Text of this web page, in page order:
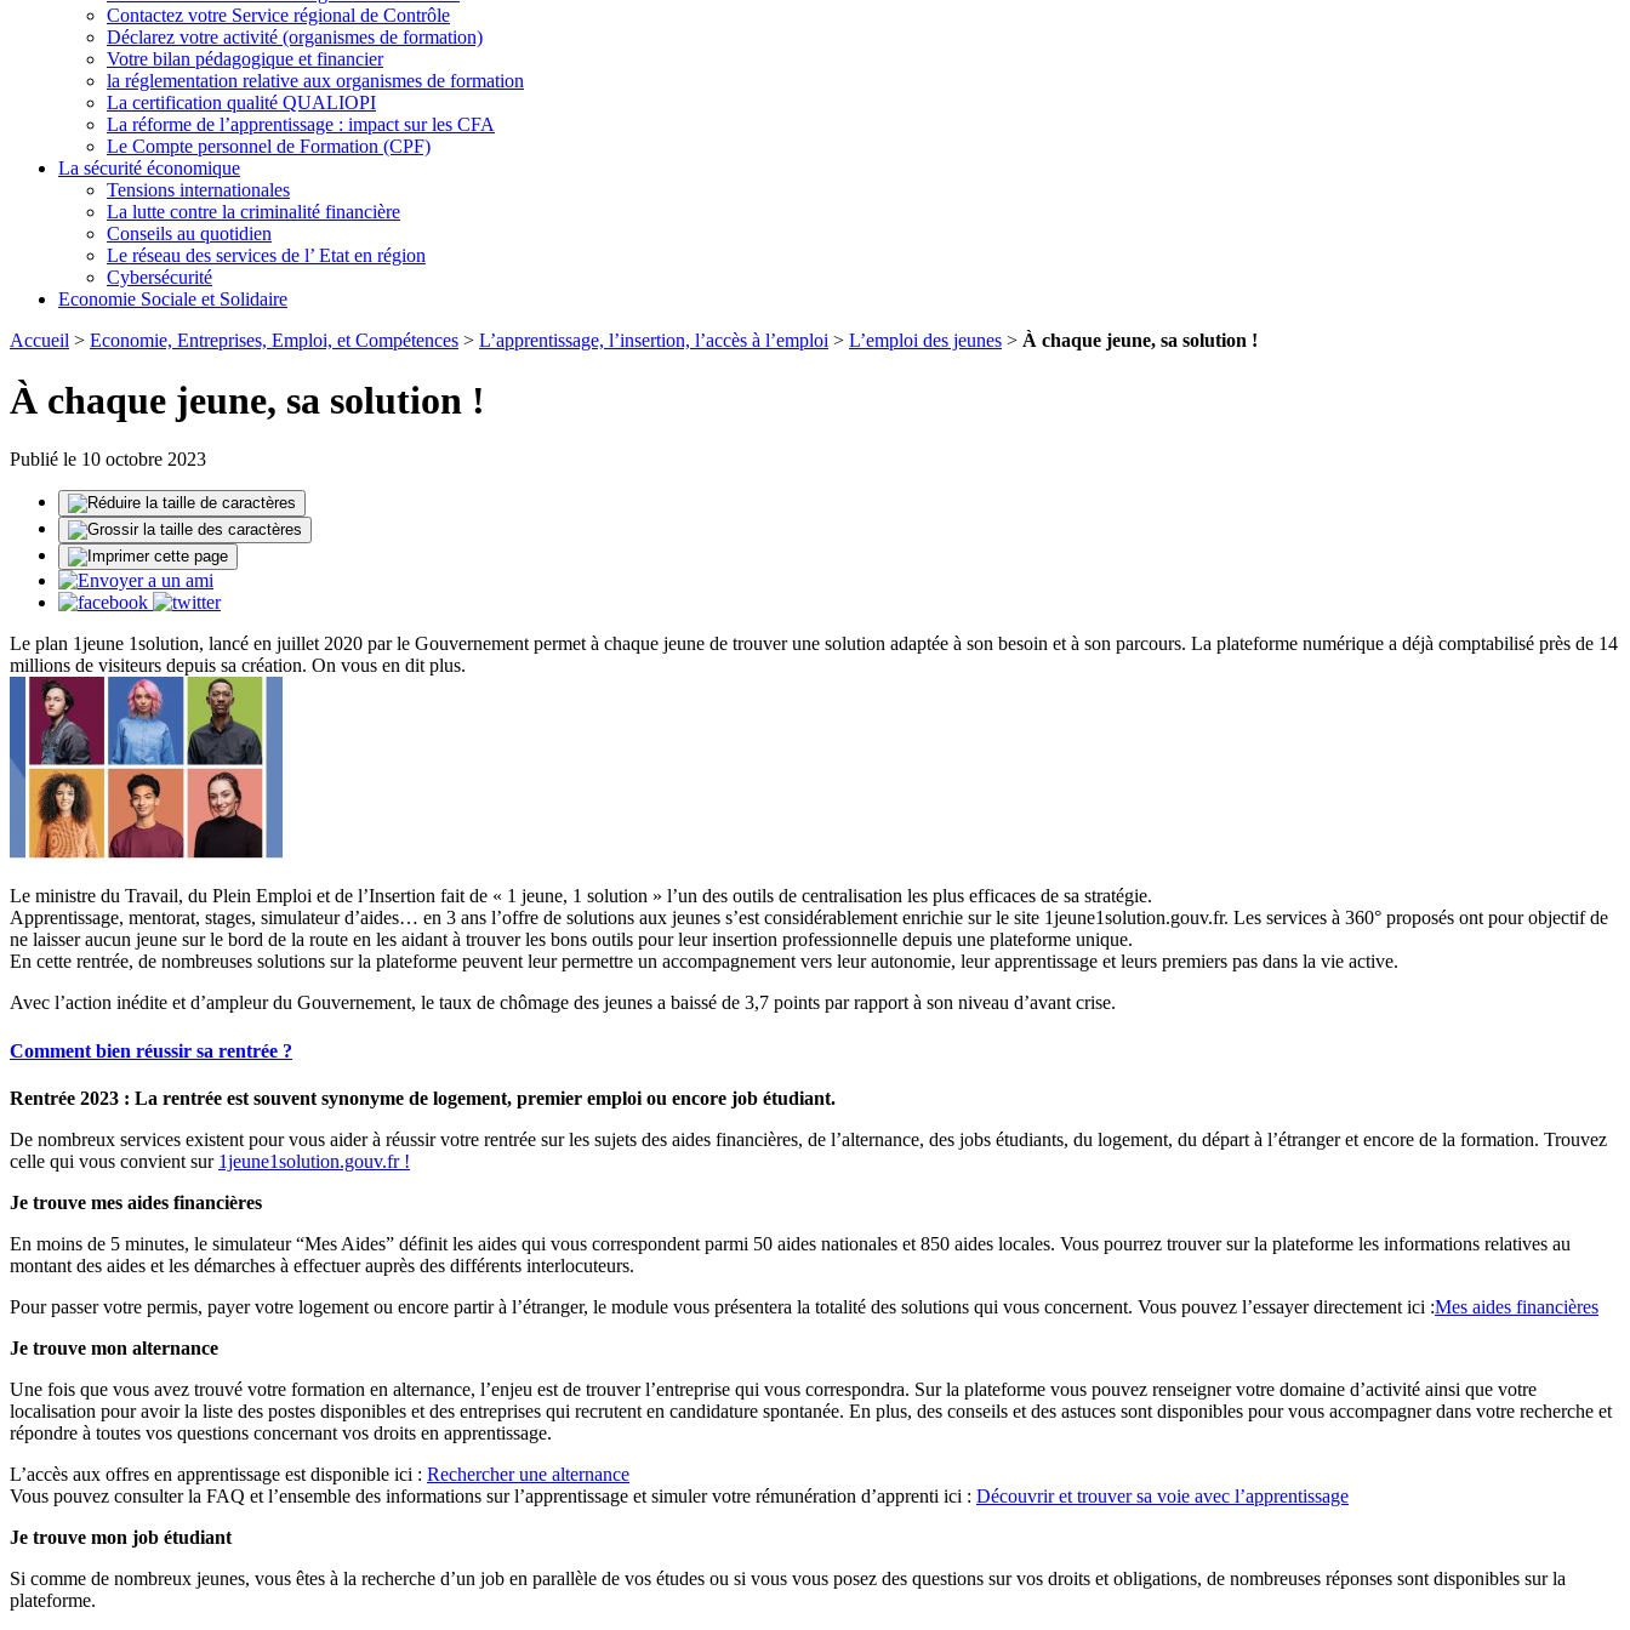
Contactez votre Service régional de Contrôle
Déclarez votre activité (organismes de formation)
Votre bilan pédagogique et financier
la réglementation relative aux organismes de formation
La certification qualité QUALIOPI
La réforme de l’apprentissage : impact sur les CFA
Le Compte personnel de Formation (CPF)
La sécurité économique
Tensions internationales
La lutte contre la criminalité financière
Conseils au quotidien
Le réseau des services de l’ Etat en région
Cybersécurité
Economie Sociale et Solidaire
Accueil > Economie, Entreprises, Emploi, et Compétences > L’apprentissage, l’insertion, l’accès à l’emploi > L’emploi des jeunes > À chaque jeune, sa solution !
À chaque jeune, sa solution !
Publié le 10 octobre 2023
Le plan 1jeune 1solution, lancé en juillet 2020 par le Gouvernement permet à chaque jeune de trouver une solution adaptée à son besoin et à son parcours. La plateforme numérique a déjà comptabilisé près de 14
millions de visiteurs depuis sa création. On vous en dit plus.
Le ministre du Travail, du Plein Emploi et de l’Insertion fait de « 1 jeune, 1 solution » l’un des outils de centralisation les plus efficaces de sa stratégie.
Apprentissage, mentorat, stages, simulateur d’aides… en 3 ans l’offre de solutions aux jeunes s’est considérablement enrichie sur le site 1jeune1solution.gouv.fr. Les services à 360° proposés ont pour objectif de
ne laisser aucun jeune sur le bord de la route en les aidant à trouver les bons outils pour leur insertion professionnelle depuis une plateforme unique.
En cette rentrée, de nombreuses solutions sur la plateforme peuvent leur permettre un accompagnement vers leur autonomie, leur apprentissage et leurs premiers pas dans la vie active.
Avec l’action inédite et d’ampleur du Gouvernement, le taux de chômage des jeunes a baissé de 3,7 points par rapport à son niveau d’avant crise.
Comment bien réussir sa rentrée ?
Rentrée 2023 : La rentrée est souvent synonyme de logement, premier emploi ou encore job étudiant.
De nombreux services existent pour vous aider à réussir votre rentrée sur les sujets des aides financières, de l’alternance, des jobs étudiants, du logement, du départ à l’étranger et encore de la formation. Trouvez
celle qui vous convient sur 1jeune1solution.gouv.fr !
Je trouve mes aides financières
En moins de 5 minutes, le simulateur “Mes Aides” définit les aides qui vous correspondent parmi 50 aides nationales et 850 aides locales. Vous pourrez trouver sur la plateforme les informations relatives au
montant des aides et les démarches à effectuer auprès des différents interlocuteurs.
Pour passer votre permis, payer votre logement ou encore partir à l’étranger, le module vous présentera la totalité des solutions qui vous concernent. Vous pouvez l’essayer directement ici :Mes aides financières
Je trouve mon alternance
Une fois que vous avez trouvé votre formation en alternance, l’enjeu est de trouver l’entreprise qui vous correspondra. Sur la plateforme vous pouvez renseigner votre domaine d’activité ainsi que votre
localisation pour avoir la liste des postes disponibles et des entreprises qui recrutent en candidature spontanée. En plus, des conseils et des astuces sont disponibles pour vous accompagner dans votre recherche et
répondre à toutes vos questions concernant vos droits en apprentissage.
L’accès aux offres en apprentissage est disponible ici : Rechercher une alternance
Vous pouvez consulter la FAQ et l’ensemble des informations sur l’apprentissage et simuler votre rémunération d’apprenti ici : Découvrir et trouver sa voie avec l’apprentissage
Je trouve mon job étudiant
Si comme de nombreux jeunes, vous êtes à la recherche d’un job en parallèle de vos études ou si vous vous posez des questions sur vos droits et obligations, de nombreuses réponses sont disponibles sur la
plateforme.